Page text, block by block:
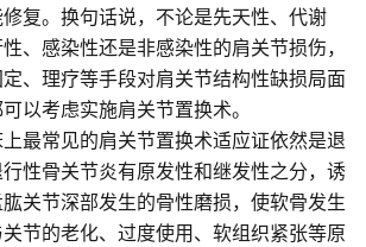
复。换句话说，不论是先天性、代谢
、感染性还是非感染性的肩关节损伤，
、理疗等手段对肩关节结构性缺损局面
以考虑实施肩关节置换术。
最常见的肩关节置换术适应证依然是退
性骨关节炎有原发性和继发性之分，诱
关节深部发生的骨性磨损，使软骨发生
节的老化、过度使用、软组织紧张等原